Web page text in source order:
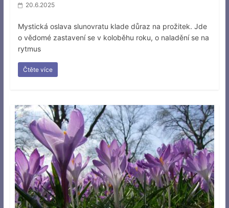
20.6.2025
Mystická oslava slunovratu klade důraz na prožitek. Jde
o vědomé zastavení se v koloběhu roku, o naladění se na
rytmus
Čtěte více